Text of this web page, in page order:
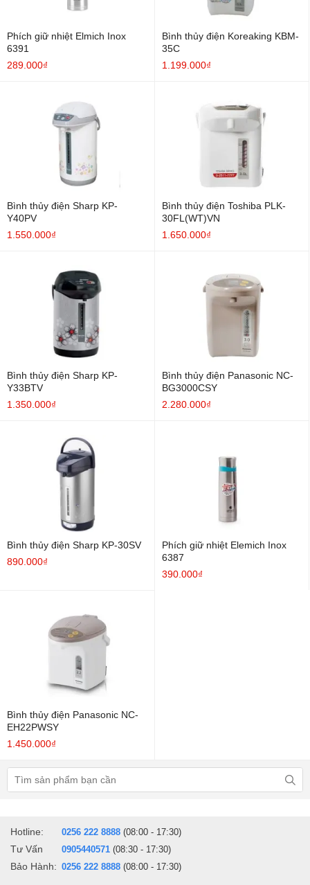
Phích giữ nhiệt Elmich Inox
6391
289.000₫
Bình thủy điện Koreaking KBM-
35C
1.199.000₫
Bình thủy điện Sharp KP-
Y40PV
1.550.000₫
Bình thủy điện Toshiba PLK-
30FL(WT)VN
1.650.000₫
Bình thủy điện Sharp KP-
Y33BTV
1.350.000₫
Bình thủy điện Panasonic NC-
BG3000CSY
2.280.000₫
Bình thủy điện Sharp KP-30SV
890.000₫
Phích giữ nhiệt Elemich Inox
6387
390.000₫
Bình thủy điện Panasonic NC-
EH22PWSY
1.450.000₫
Hotline: 0256 222 8888 (08:00 - 17:30)
Tư Vấn 0905440571 (08:30 - 17:30)
Bảo Hành: 0256 222 8888 (08:00 - 17:30)